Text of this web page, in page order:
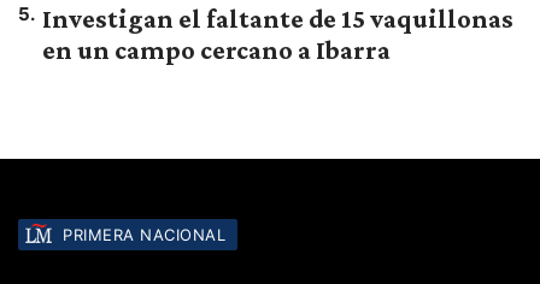
5. Investigan el faltante de 15 vaquillonas
en un campo cercano a Ibarra
PRIMERA NACIONAL